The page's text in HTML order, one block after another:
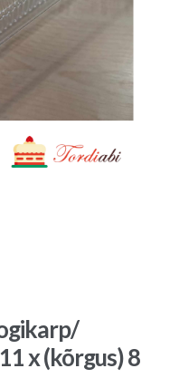
x (kõrgus) 8